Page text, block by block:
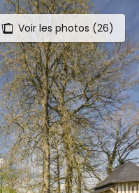
Voir les photos (26)